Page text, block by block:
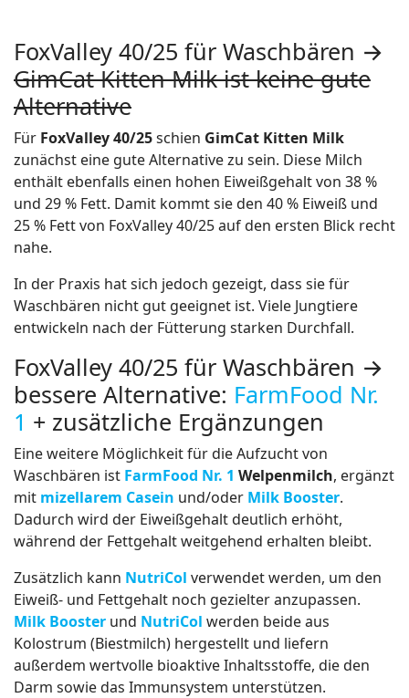
FoxValley 40/25 für Waschbären →
GimCat Kitten Milk ist keine gute
Alternative
Für FoxValley 40/25schien GimCat Kitten Milk
zunächst eine gute Alternative zu sein. Diese Milch
enthält ebenfalls einen hohen Eiweißgehalt von 38 %
und 29 % Fett. Damit kommt sie den 40 % Eiweiß und
25 % Fett von FoxValley 40/25 auf den ersten Blick recht
nahe.
In der Praxis hat sich jedoch gezeigt, dass sie für
Waschbären nicht gut geeignet ist. Viele Jungtiere
entwickeln nach der Fütterung starken Durchfall.
FoxValley 40/25 für Waschbären →
bessere Alternative: FarmFood Nr.
1 + zusätzliche Ergänzungen
Eine weitere Möglichkeit für die Aufzucht von
Waschbären ist FarmFood Nr. 1 Welpenmilch, ergänzt
mit mizellarem Casein und/oder Milk Booster.
Dadurch wird der Eiweißgehalt deutlich erhöht,
während der Fettgehalt weitgehend erhalten bleibt.
Zusätzlich kann NutriCol verwendet werden, um den
Eiweiß- und Fettgehalt noch gezielter anzupassen.
Milk Booster und NutriCol werden beide aus
Kolostrum (Biestmilch) hergestellt und liefern
außerdem wertvolle bioaktive Inhaltsstoffe, die den
Darm sowie das Immunsystem unterstützen.